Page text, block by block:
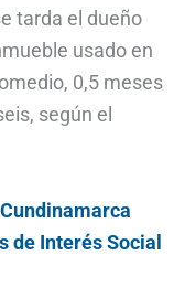
tarda el dueño
usado en
0,5 meses
según el
de Interés Social